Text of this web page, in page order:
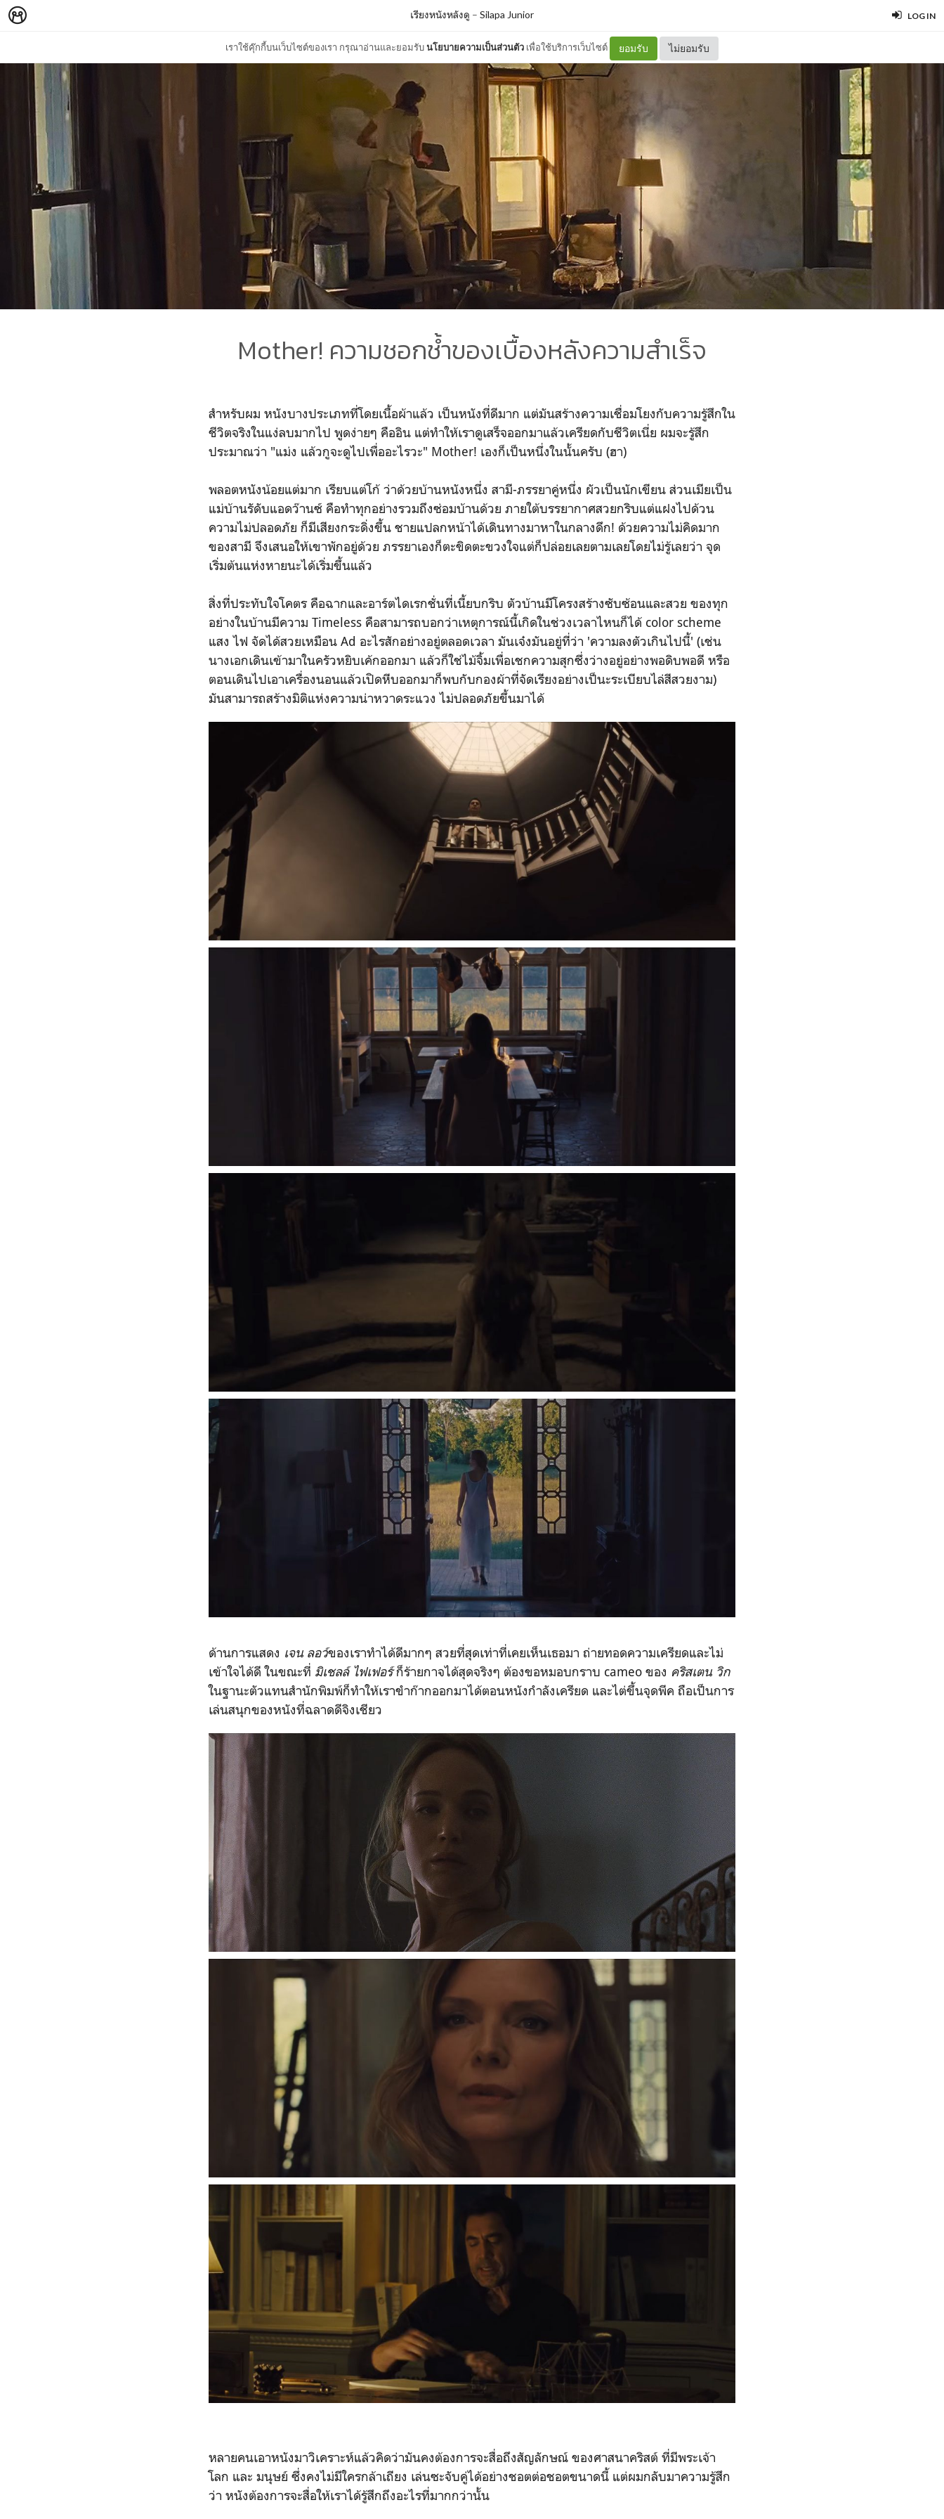
LOG IN
เราใช้คุ๊กกี้บนเว็บไซต์ของเรา กรุณาอ่านและยอมรับนโยบายความเป็นส่วนตัว เพื่อใช้บริการเว็บไซต์ ยอมรับ ไม่ยอมรับ
เรียงหนังหลังดู – Silapa Junior
Mother! ความชอกช้ำของเบื้องหลังความสำเร็จ
สำหรับผม หนังบางประเภทที่โดยเนื้อผ้าแล้ว เป็นหนังที่ดีมาก แต่มันสร้างความเชื่อมโยงกับความรู้สึกใน
ชีวิตจริงในแง่ลบมากไป พูดง่ายๆ คืออิน แต่ทำให้เราดูเสร็จออกมาแล้วเครียดกับชีวิตเนี่ย ผมจะรู้สึก
ประมาณว่า "แม่ง แล้วกูจะดูไปเพื่ออะไรวะ" Mother! เองก็เป็นหนึ่งในนั้นครับ (ฮา)
พลอตหนังน้อยแต่มาก เรียบแต่โก้ ว่าด้วยบ้านหนังหนึ่ง สามี-ภรรยาคู่หนึ่ง ผัวเป็นนักเขียน ส่วนเมียเป็น
แม่บ้านรัดับแอดว๊านซ์ คือทำทุกอย่างรวมถึงซ่อมบ้านด้วย ภายใต้บรรยากาศสวยกริบแต่แฝงไปด้วน
ความไม่ปลอดภัย ก็มีเสียงกระดิ่งขึ้น ชายแปลกหน้าได้เดินทางมาหาในกลางดึก! ด้วยความไม่คิดมาก
ของสามี จึงเสนอให้เขาพักอยู่ด้วย ภรรยาเองก็ตะขิดตะขวงใจแต่ก็ปล่อยเลยตามเลยโดยไม่รู้เลยว่า จุด
เริ่มต้นแห่งหายนะได้เริ่มขึ้นแล้ว
สิ่งที่ประทับใจโคตร คือฉากและอาร์ตไดเรกชั่นที่เนี้ยบกริบ ตัวบ้านมีโครงสร้างซับซ้อนและสวย ของทุก
อย่างในบ้านมีความ Timeless คือสามารถบอกว่าเหตุการณ์นี้เกิดในช่วงเวลาไหนก็ได้ color scheme
แสง ไฟ จัดได้สวยเหมือน Ad อะไรสักอย่างอยู่ตลอดเวลา มันเจ๋งมันอยู่ที่ว่า 'ความลงตัวเกินไปนี้' (เช่น
นางเอกเดินเข้ามาในครัวหยิบเค้กออกมา แล้วก็ใช่ไม้จิ้มเพื่อเชกความสุกซึ่งว่างอยู่อย่างพอดิบพอดี หรือ
ตอนเดินไปเอาเครื่องนอนแล้วเปิดหีบออกมาก็พบกับกองผ้าที่จัดเรียงอย่างเป็นะระเบียบไล่สีสวยงาม)
มันสามารถสร้างมิติแห่งความน่าหวาดระแวง ไม่ปลอดภัยขึ้นมาได้
ด้านการแสดง เจน ลอว์ของเราทำได้ดีมากๆ สวยที่สุดเท่าที่เคยเห็นเธอมา ถ่ายทอดความเครียดและไม่
เข้าใจได้ดี ในขณะที่ มิเชลล์ ไฟเฟอร์ก็ร้ายกาจได้สุดจริงๆ ต้องขอหมอบกราบ cameo ของ คริสเตน วิก
ในฐานะตัวแทนสำนักพิมพ์ก็ทำให้เราขำก๊ากออกมาได้ตอนหนังกำลังเครียด และไต่ขึ้นจุดพีค ถือเป็นการ
เล่นสนุกของหนังที่ฉลาดดีจิงเชียว
หลายคนเอาหนังมาวิเคราะห์แล้วคิดว่ามันคงต้องการจะสื่อถึงสัญลักษณ์ ของศาสนาคริสต์ ที่มีพระเจ้า
โลก และ มนุษย์ ซึ่งคงไม่มีใครกล้าเถียง เล่นซะจับคู่ได้อย่างชอตต่อชอตขนาดนี้ แต่ผมกลับมาความรู้สึก
ว่า หนังต้องการจะสื่อให้เราได้รู้สึกถึงอะไรที่มากกว่านั้น